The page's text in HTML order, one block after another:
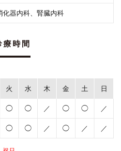
化器内科、腎臓内科
療時間
火 水 木 金 土 日
◯ ◯ ／ ◯ ◯ ／
◯ ◯ ／ ◯ ／ ／